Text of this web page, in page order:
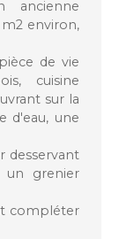
ancienne
environ,
de vie
cuisine
sur la
d'eau, une
desservant
un grenier
compléter